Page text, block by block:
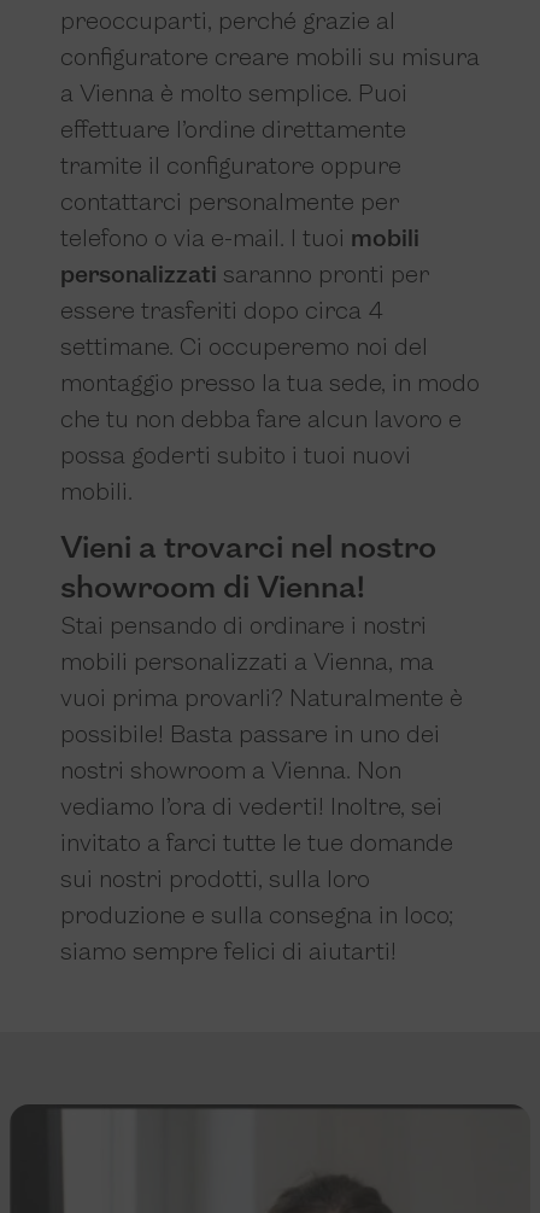
preoccuparti, perché grazie al
configuratore creare mobili su misura
a Vienna è molto semplice. Puoi
effettuare l’ordine direttamente
tramite il configuratore oppure
contattarci personalmente per
telefono o via e-mail. I tuoi mobili
personalizzati saranno pronti per
essere trasferiti dopo circa 4
settimane. Ci occuperemo noi del
montaggio presso la tua sede, in modo
che tu non debba fare alcun lavoro e
possa goderti subito i tuoi nuovi
mobili.
Vieni a trovarci nel nostro
showroom di Vienna!
Stai pensando di ordinare i nostri
mobili personalizzati a Vienna, ma
vuoi prima provarli? Naturalmente è
possibile! Basta passare in uno dei
nostri showroom a Vienna. Non
vediamo l’ora di vederti! Inoltre, sei
invitato a farci tutte le tue domande
sui nostri prodotti, sulla loro
produzione e sulla consegna in loco;
siamo sempre felici di aiutarti!